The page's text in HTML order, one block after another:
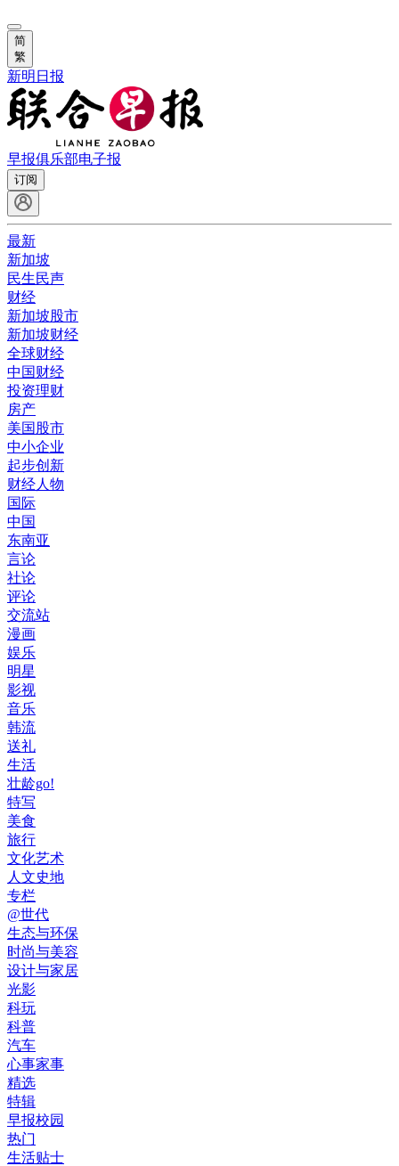
简
繁
新明日报
早报俱乐部电子报
订阅
最新
新加坡
民生民声
财经
新加坡股市
新加坡财经
全球财经
中国财经
投资理财
房产
美国股市
中小企业
起步创新
财经人物
国际
中国
东南亚
言论
社论
评论
交流站
漫画
娱乐
明星
影视
音乐
韩流
送礼
生活
壮龄go!
特写
美食
旅行
文化艺术
人文史地
专栏
@世代
生态与环保
时尚与美容
设计与家居
光影
科玩
科普
汽车
心事家事
精选
特辑
早报校园
热门
生活贴士